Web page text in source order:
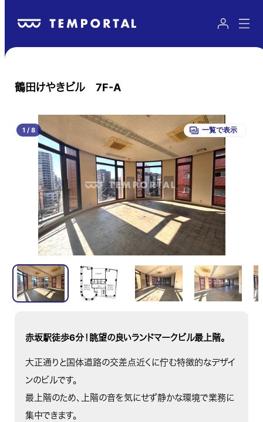
鶴田けやきビル 7F-A
1 / 8 一覧で表示
赤坂駅徒歩6分！眺望の良いランドマークビル最上階。
大正通りと国体道路の交差点近くに佇む特徴的なデザイ
ンのビルです。
最上階のため、上階の音を気にせず静かな環境で業務に
集中できます。